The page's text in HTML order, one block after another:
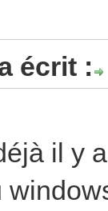
écrit :
il y